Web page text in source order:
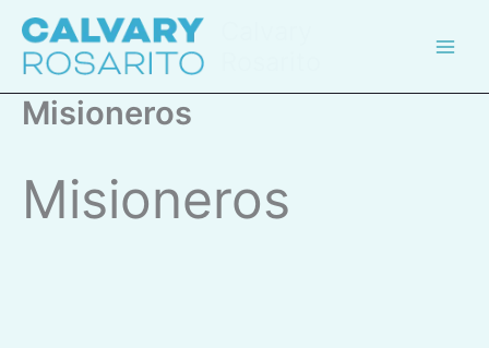
content
Misioneros
Misioneros